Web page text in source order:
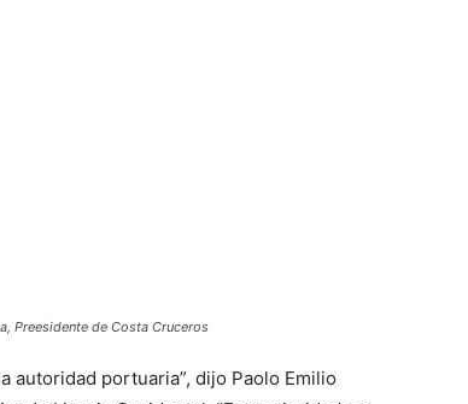
Preesidente de Costa Cruceros
autoridad portuaria”, dijo Paolo Emilio